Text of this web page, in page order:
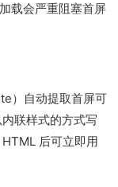
载会严重阻塞首屏
）自动提取首屏可
联样式的方式写
后可立即用